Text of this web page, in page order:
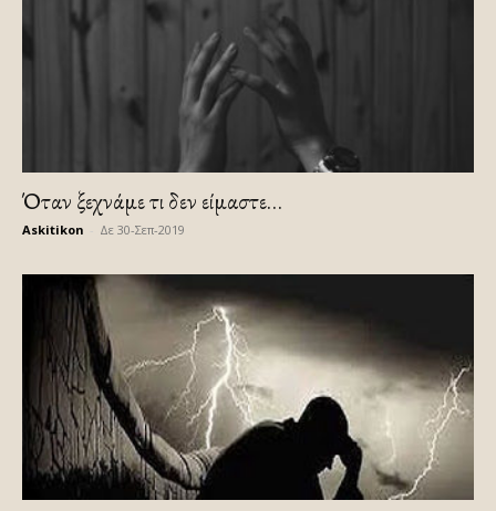
Όταν ξεχνάμε τι δεν είμαστε…
Askitikon Δε 30-Σεπ-2019